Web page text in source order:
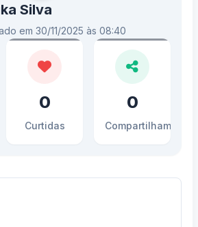
Silva
em 30/11/2025 às 08:40
0
Curtidas
0
Compartilhamentos